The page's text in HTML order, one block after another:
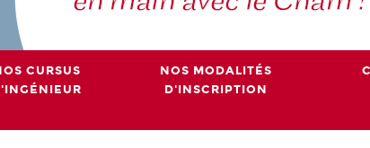
CURSUS
NOS MODALITÉS
D'INSCRIPTION